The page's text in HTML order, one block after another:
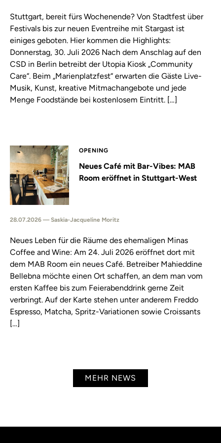
Stuttgart, bereit fürs Wochenende? Von Stadtfest über
Festivals bis zur neuen Eventreihe mit Stargast ist
einiges geboten. Hier kommen die Highlights:
Donnerstag, 30. Juli 2026 Nach dem Anschlag auf den
CSD in Berlin betreibt der Utopia Kiosk „Community
Care“. Beim „Marienplatzfest“ erwarten die Gäste Live-
Musik, Kunst, kreative Mitmachangebote und jede
Menge Foodstände bei kostenlosem Eintritt. […]
OPENING
Neues Café mit Bar-Vibes: MAB
Room eröffnet in Stuttgart-West
28.07.2026 — Saskia-Jacqueline Moritz
Neues Leben für die Räume des ehemaligen Minas
Coffee and Wine: Am 24. Juli 2026 eröffnet dort mit
dem MAB Room ein neues Café. Betreiber Mahieddine
Bellebna möchte einen Ort schaffen, an dem man vom
ersten Kaffee bis zum Feierabenddrink gerne Zeit
verbringt. Auf der Karte stehen unter anderem Freddo
Espresso, Matcha, Spritz-Variationen sowie Croissants
[…]
MEHR NEWS